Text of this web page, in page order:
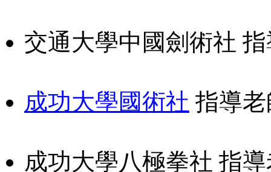
交通大學中國劍術社
成功大學國術社 指導
成功大學八極拳社 指